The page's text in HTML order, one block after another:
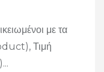
με τα
Τιμή